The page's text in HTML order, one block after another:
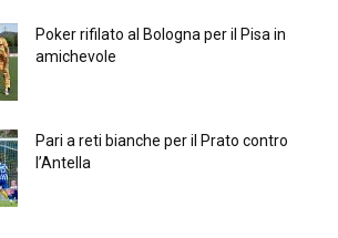
Poker rifilato al Bologna per il Pisa in
amichevole
Pari a reti bianche per il Prato contro
l’Antella